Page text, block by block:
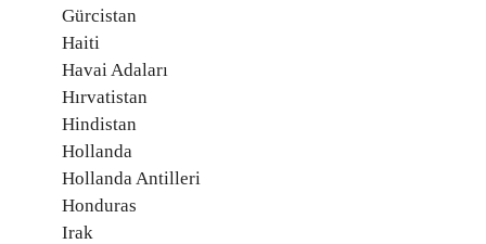
Gürcistan
Haiti
Havai Adaları
Hırvatistan
Hindistan
Hollanda
Hollanda Antilleri
Honduras
Irak